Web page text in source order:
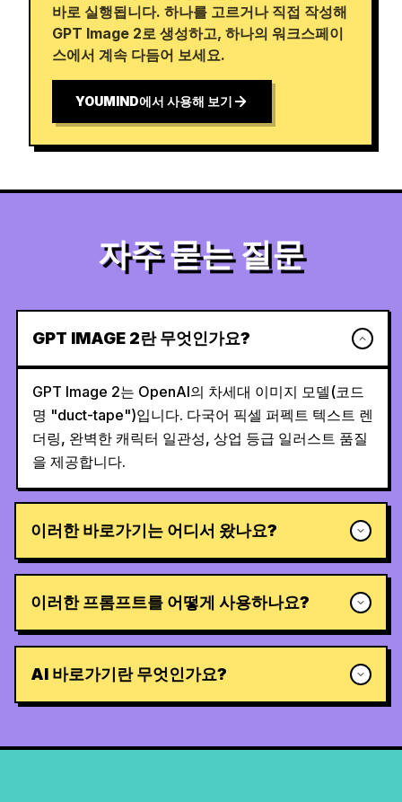
바로 실행됩니다. 하나를 고르거나 직접 작성해
GPT Image 2로 생성하고, 하나의 워크스페이
스에서 계속 다듬어 보세요.
YOUMIND에서 사용해 보기
자주 묻는 질문
GPT IMAGE 2란 무엇인가요?
GPT Image 2는 OpenAI의 차세대 이미지 모델(코드
명 "duct-tape")입니다. 다국어 픽셀 퍼펙트 텍스트 렌
더링, 완벽한 캐릭터 일관성, 상업 등급 일러스트 품질
을 제공합니다.
이러한 바로가기는 어디서 왔나요?
이러한 프롬프트를 어떻게 사용하나요?
AI 바로가기란 무엇인가요?